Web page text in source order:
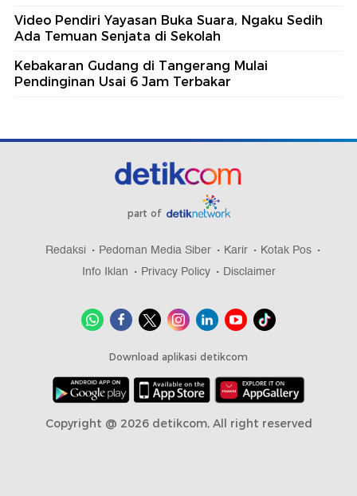
Video Pendiri Yayasan Buka Suara, Ngaku Sedih
Ada Temuan Senjata di Sekolah
Kebakaran Gudang di Tangerang Mulai
Pendinginan Usai 6 Jam Terbakar
part of
Redaksi Pedoman Media Siber Karir
Kotak Pos
Info Iklan
Privacy Policy Disclaimer
Download aplikasi detikcom
Copyright @ 2026 detikcom, All right reserved